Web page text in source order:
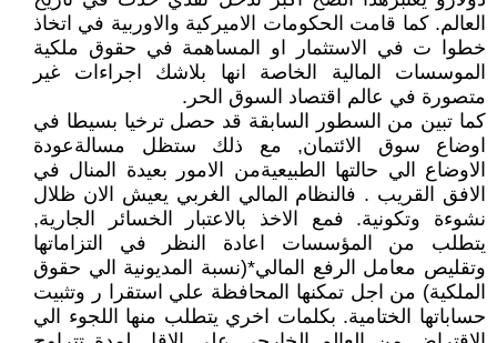
العالم. كما قامت الحكومات الاميركية والاوربية في اتخاذ
خطوا ت في الاستثمار او المساهمة في حقوق ملكية
الموسسات المالية الخاصة انها بلاشك اجراءات غير
متصورة في عالم اقتصاد السوق الحر.
كما تبين من السطور السابقة قد حصل ترخيا بسيطا في
اوضاع سوق الائتمان, مع ذلك ستظل مسالةعودة
الاوضاع الي حالتها الطبيعيةمن الامور بعيدة المنال في
الافق القريب . فالنظام المالي الغربي يعيش الان ظلال
نشوءة وتكونية. فمع الاخذ بالاعتبار الخسائر الجارية,
يتطلب من المؤسسات اعادة النظر في التزاماتها
وتقليص معامل الرفع المالي*(نسبة المديونية الي حقوق
الملكية) من اجل تمكنها المحافظة علي استقرا ر وتثبيت
حساباتها الختامية. بكلمات اخري يتطلب منها اللجوء الي